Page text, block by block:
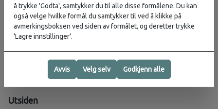
Bærekraftskriterier
Materialer:
Ytre og indre materialer laget av resirkulert PET-plast.
Minst 95 % av vekten av logofôret og 100 % av lommenettet
kommer fra resirkulert plast, tilsvarende 8 plastflasker (0,5 l).
Fornybar energi:Grønn elektrisitet brukes til produksjon av
skallet og montering av produktet.
Utsiden
å trykke 'Godta', samtykker du til alle disse formålene. Du kan
også velge hvilke formål du samtykker til ved å klikke på
avmerkingsboksen ved siden av formålet, og deretter trykke
'Lagre innstillinger'.
Avvis Velg selv Godkjenn alle